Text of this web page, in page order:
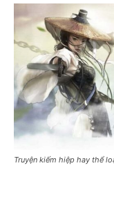
Truyện kiếm hiệp hay thể